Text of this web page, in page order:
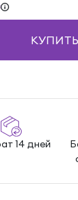
КУПИТЬ
14 дней